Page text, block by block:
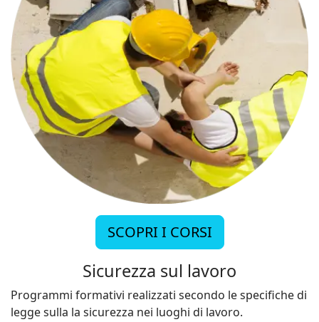
SCOPRI I CORSI
Sicurezza sul lavoro
Programmi formativi realizzati secondo le specifiche di
legge sulla la sicurezza nei luoghi di lavoro.